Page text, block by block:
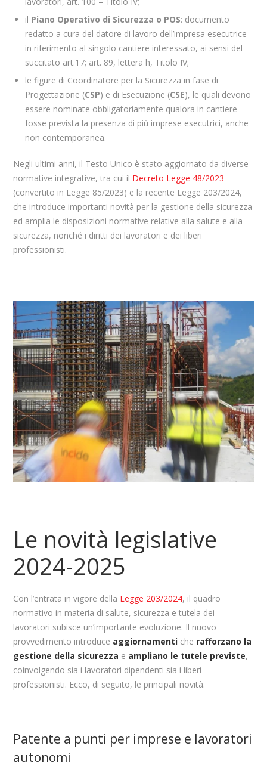
il Piano Operativo di Sicurezza o POS: documento
redatto a cura del datore di lavoro dell’impresa esecutrice
in riferimento al singolo cantiere interessato, ai sensi del
succitato art.17; art. 89, lettera h, Titolo IV;
le figure di Coordinatore per la Sicurezza in fase di
Progettazione (CSP) e di Esecuzione (CSE), le quali devono
essere nominate obbligatoriamente qualora in cantiere
fosse prevista la presenza di più imprese esecutrici, anche
non contemporanea.
Negli ultimi anni, il Testo Unico è stato aggiornato da diverse
normative integrative, tra cui il Decreto Legge 48/2023
(convertito in Legge 85/2023) e la recente Legge 203/2024,
che introduce importanti novità per la gestione della sicurezza
ed amplia le disposizioni normative relative alla salute e alla
sicurezza, nonché i diritti dei lavoratori e dei liberi
professionisti.
Le novità legislative
2024-2025
Con l’entrata in vigore della Legge 203/2024, il quadro
normativo in materia di salute, sicurezza e tutela dei
lavoratori subisce un’importante evoluzione. Il nuovo
provvedimento introduce aggiornamenti che rafforzano la
gestione della sicurezza e ampliano le tutele previste,
coinvolgendo sia i lavoratori dipendenti sia i liberi
professionisti. Ecco, di seguito, le principali novità.
Patente a punti per imprese e lavoratori
autonomi